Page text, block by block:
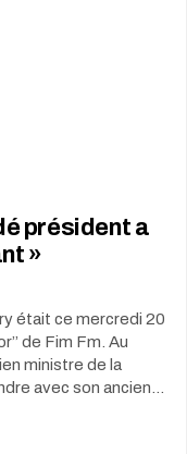
président a
»
était ce mercredi 20
de Fim Fm. Au
ministre de la
avec son ancien…